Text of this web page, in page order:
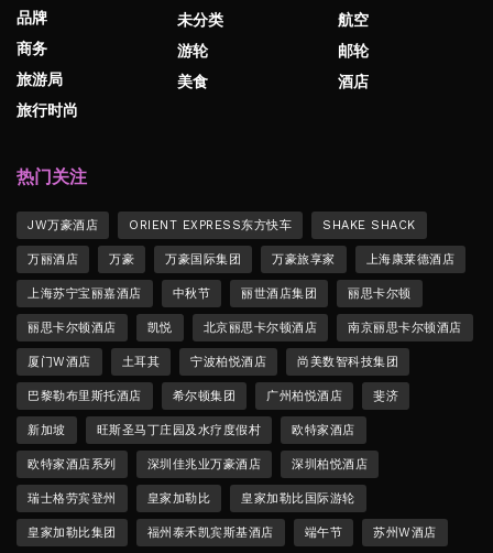
品牌
商务
旅游局
旅行时尚
未分类
游轮
美食
航空
邮轮
酒店
热门关注
JW万豪酒店 ORIENT EXPRESS东方快车 SHAKE SHACK
万丽酒店 万豪 万豪国际集团 万豪旅享家 上海康莱德酒店
上海苏宁宝丽嘉酒店 中秋节 丽世酒店集团 丽思卡尔顿
丽思卡尔顿酒店 凯悦 北京丽思卡尔顿酒店 南京丽思卡尔顿酒店
厦门W酒店 土耳其 宁波柏悦酒店 尚美数智科技集团
巴黎勒布里斯托酒店 希尔顿集团 广州柏悦酒店 斐济
新加坡 旺斯圣马丁庄园及水疗度假村 欧特家酒店
欧特家酒店系列 深圳佳兆业万豪酒店 深圳柏悦酒店
瑞士格劳宾登州 皇家加勒比 皇家加勒比国际游轮
皇家加勒比集团 福州泰禾凯宾斯基酒店 端午节 苏州W酒店